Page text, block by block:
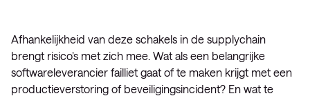
Afhankelijkheid van deze schakels in de supplychain
brengt risico’s met zich mee. Wat als een belangrijke
softwareleverancier failliet gaat of te maken krijgt met een
productieverstoring of beveiligingsincident? En wat te